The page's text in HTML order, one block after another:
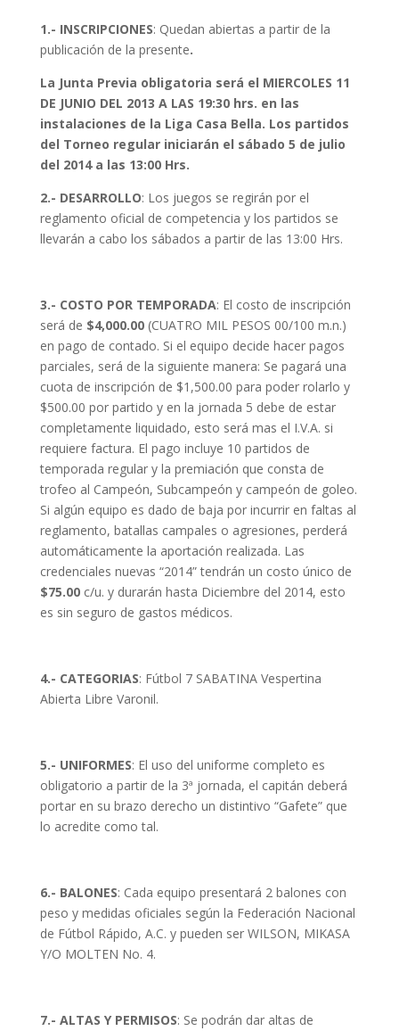
1.- INSCRIPCIONES: Quedan abiertas a partir de la
publicación de la presente.
La Junta Previa obligatoria será el MIERCOLES 11
DE JUNIO DEL 2013 A LAS 19:30hrs. en las
instalaciones de la Liga Casa Bella. Los partidos
del Torneo regular iniciarán el sábado 5 de julio
del 2014 a las 13:00 Hrs.
2.- DESARROLLO: Los juegos se regirán por el
reglamento oficial de competencia y los partidos se
llevarán a cabo los sábados a partir de las 13:00 Hrs.
3.- COSTO POR TEMPORADA: El costo de inscripción
será de $4,000.00(CUATRO MIL PESOS 00/100 m.n.)
en pago de contado. Si el equipo decide hacer pagos
parciales, será de la siguiente manera: Se pagará una
cuota de inscripción de $1,500.00 para poder rolarlo y
$500.00 por partido y en la jornada 5 debe de estar
completamente liquidado, esto será mas el I.V.A. si
requiere factura. El pago incluye 10 partidos de
temporada regular y la premiación que consta de
trofeo al Campeón, Subcampeón y campeón de goleo.
Si algún equipo es dado de baja por incurrir en faltas al
reglamento, batallas campales o agresiones, perderá
automáticamente la aportación realizada. Las
credenciales nuevas “2014” tendrán un costo único de
$75.00c/u. y durarán hasta Diciembre del 2014, esto
es sin seguro de gastos médicos.
4.- CATEGORIAS: Fútbol 7 SABATINA Vespertina
Abierta Libre Varonil.
5.- UNIFORMES: El uso del uniforme completo es
obligatorio a partir de la 3ª jornada, el capitán deberá
portar en su brazo derecho un distintivo “Gafete” que
lo acredite como tal.
6.- BALONES: Cada equipo presentará 2 balones con
peso y medidas oficiales según la Federación Nacional
de Fútbol Rápido, A.C. y pueden ser WILSON, MIKASA
Y/O MOLTEN No. 4.
7.- ALTAS Y PERMISOS: Se podrán dar altas de